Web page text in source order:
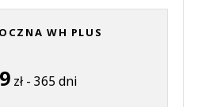
WH PLUS
zł - 365 dni